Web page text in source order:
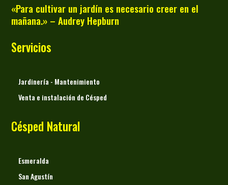
«Para cultivar un jardín es necesario creer en el
mañana.» – Audrey Hepburn
Servicios
Jardinería - Mantenimiento
Venta e instalación de Césped
Césped Natural
Esmeralda
San Agustín